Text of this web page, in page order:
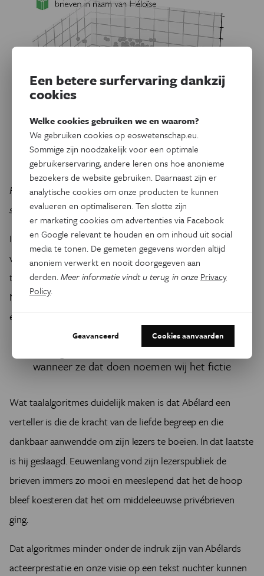
Figuur 3. De briefwisseling vertoont bovendien een sterke
stilistische gelijkenis met Abélards overige werken.
I s het niet vergezocht een middeleeuwer ervan te
verdenken zijn zielsverwante te vertolken, in plaats van aan
te nemen dat Héloïse haar brieven gewoon zelf schreef?
Niet echt. Hedendaagse auteurs doen wat Abélard al deed,
en wanneer ze dat doen noemen wij het fictie.
Hedendaagse auteurs doen wat Abélard al deed, en
wanneer ze dat doen noemen wij het fictie
Wat taalalgoritmes duidelijk maken is dat Abélard een
verteller is die de kracht van de liefde begreep en die
dankbaar aanwendde om zijn lezers te boeien. In dat laatste
is hij geslaagd. Eeuwenlang vond zijn lezerspubliek de
brieven immers zo mooi en meeslepend dathet de hoop
bleef koesteren dat het om middeleeuwse privébrieven
ging.
Dat algoritmes minder onder de indruk zijn van Abélards
acteerprestatie en onze visie op een tekst nuchter kunnen
Een betere surfervaring dankzij
cookies
Welke cookies gebruiken we en waarom?
We gebruiken cookies op eoswetenschap.eu.
Sommige zijn noodzakelijk voor een optimale
gebruikerservaring, andere leren ons hoe anonieme
bezoekers de website gebruiken. Daarnaast zijn er
analytische cookies om onze producten te kunnen
evalueren en optimaliseren. Ten slotte zijn
er marketing cookies om advertenties via Facebook
en Google relevant te houden en om inhoud uit social
media te tonen. De gemeten gegevens worden altijd
anoniem verwerkt en nooit doorgegeven aan
derden.Meer informatie vindt u terug in onze Privacy
Policy.
Geavanceerd Cookies aanvaarden